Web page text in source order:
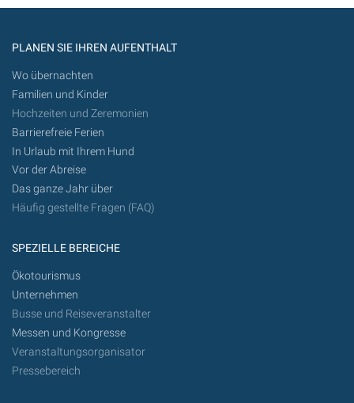
PLANEN SIE IHREN AUFENTHALT
Wo übernachten
Familien und Kinder
Hochzeiten und Zeremonien
Barrierefreie Ferien
In Urlaub mit Ihrem Hund
Vor der Abreise
Das ganze Jahr über
Häufig gestellte Fragen (FAQ)
SPEZIELLE BEREICHE
Ökotourismus
Unternehmen
Busse und Reiseveranstalter
Messen und Kongresse
Veranstaltungsorganisator
Pressebereich